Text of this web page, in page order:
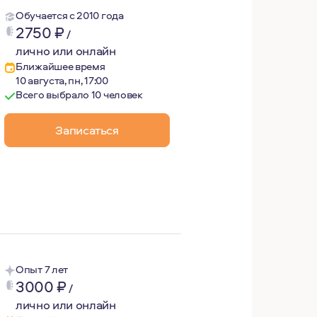
Обучается с 2010 года
2750₽/
лично или онлайн
Ближайшее время
10 августа, пн, 17:00
Всего выбрало 10 человек
Записаться
психологов-консультантов. Именно в МГППУ
в самую глубину вместе с Вами.
общении с близкими и дорогими людьми, в книгах и
Опыт 7 лет
3000₽/
лично или онлайн